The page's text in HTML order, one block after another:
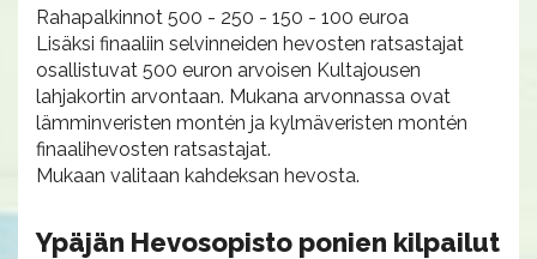
Rahapalkinnot 500 - 250 - 150 - 100 euroa
Lisäksi finaaliin selvinneiden hevosten ratsastajat
osallistuvat 500 euron arvoisen Kultajousen
lahjakortin arvontaan. Mukana arvonnassa ovat
lämminveristen montén ja kylmäveristen montén
finaalihevosten ratsastajat.
Mukaan valitaan kahdeksan hevosta.
Ypäjän Hevosopisto ponien kilpailut